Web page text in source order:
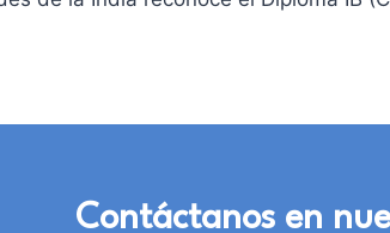
Contáctanos en